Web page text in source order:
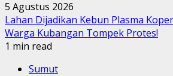
5 Agustus 2026
Lahan Dijadikan Kebun Plasma
Warga Kubangan Tompek Protes!
1 min read
Sumut